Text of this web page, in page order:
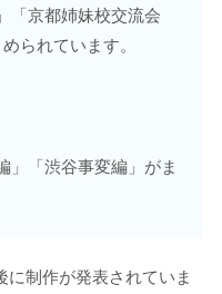
「京都姉妹校交流会
られています。
」「渋谷事変編」がま
制作が発表されていま